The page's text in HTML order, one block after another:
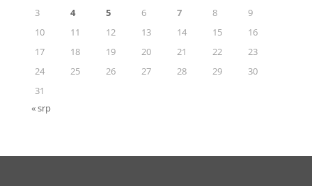
3
4 5 6 7 8
9
10
11 12 13 14 15
16
17
18 19 20 21 22
23
24
25 26 27 28 29
30
31
« srp